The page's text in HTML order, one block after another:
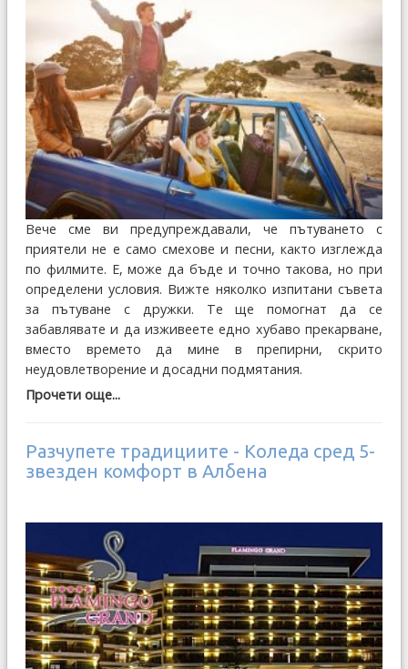
Вече сме ви предупреждавали, че пътуването с
приятели не е само смехове и песни, както изглежда
по филмите. Е, може да бъде и точно такова, но при
определени условия. Вижте няколко изпитани съвета
за пътуване с дружки. Те ще помогнат да се
забавлявате и да изживеете едно хубаво прекарване,
вместо времето да мине в препирни, скрито
неудовлетворение и досадни подмятания.
Прочети още...
Разчупете традициите - Коледа сред 5-
звезден комфорт в Албена